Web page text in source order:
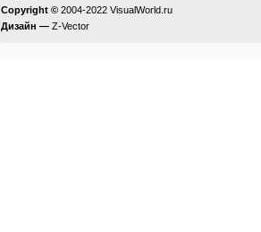
Copyright © 2004-2022 VisualWorld.ru
Дизайн — Z-Vector